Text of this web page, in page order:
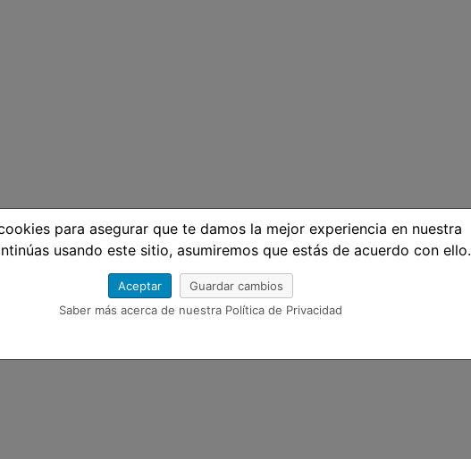
para asegurar que te damos la mejor experiencia en nuestra
usando este sitio, asumiremos que estás de acuerdo con ello.
Aceptar
Guardar cambios
Saber más acerca de nuestra Política de Privacidad